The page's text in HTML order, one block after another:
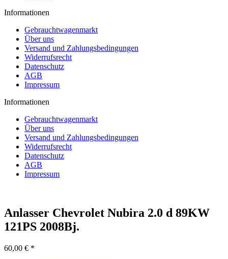
Informationen
Gebrauchtwagenmarkt
Über uns
Versand und Zahlungsbedingungen
Widerrufsrecht
Datenschutz
AGB
Impressum
Informationen
Gebrauchtwagenmarkt
Über uns
Versand und Zahlungsbedingungen
Widerrufsrecht
Datenschutz
AGB
Impressum
Anlasser Chevrolet Nubira 2.0 d 89KW
121PS 2008Bj.
60,00 € *